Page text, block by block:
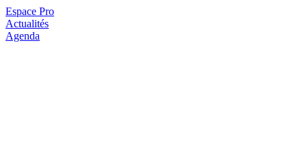
Espace Pro
Actualités
Agenda